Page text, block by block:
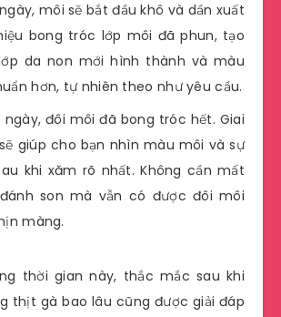
môi sẽ bắt đầu khô và dần xuất
bong tróc lớp môi đã phun, tạo
da non mới hình thành và màu
hơn, tự nhiên theo như yêu cầu.
ngày, đôi môi đã bong tróc hết. Giai
giúp cho bạn nhìn màu môi và sự
khi xăm rõ nhất. Không cần mất
son mà vẫn có được đôi môi
màng.
thời gian này, thắc mắc sau khi
thịt gà bao lâu cũng được giải đáp